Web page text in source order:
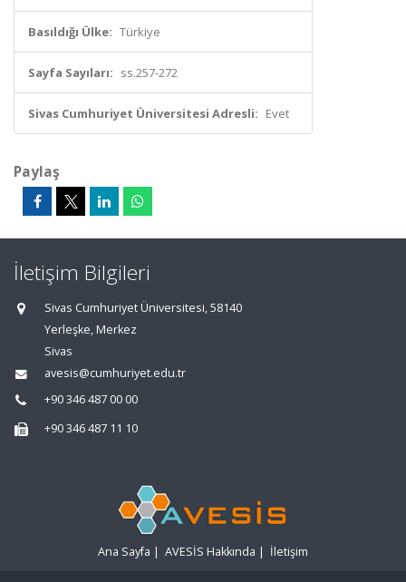
Basıldığı Ülke: Türkiye
Sayfa Sayıları: ss.257-272
Sivas Cumhuriyet Üniversitesi Adresli: Evet
Paylaş
İletişim Bilgileri
Sivas Cumhuriyet Üniversitesi, 58140
Yerleşke, Merkez
Sivas
avesis@cumhuriyet.edu.tr
+90 346 487 00 00
+90 346 487 11 10
Ana Sayfa | AVESİS Hakkında | İletişim